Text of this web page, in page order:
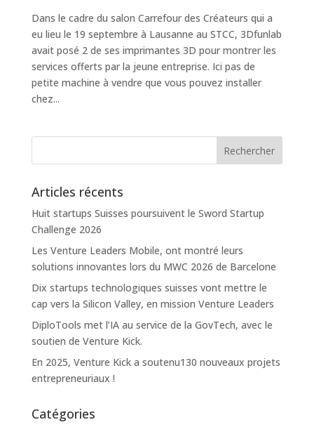
Dans le cadre du salon Carrefour des Créateurs qui a
eu lieu le 19 septembre à Lausanne au STCC, 3Dfunlab
avait posé 2 de ses imprimantes 3D pour montrer les
services offerts par la jeune entreprise. Ici pas de
petite machine à vendre que vous pouvez installer
chez...
Articles récents
Huit startups Suisses poursuivent le Sword Startup
Challenge 2026
Les Venture Leaders Mobile, ont montré leurs
solutions innovantes lors du MWC 2026 de Barcelone
Dix startups technologiques suisses vont mettre le
cap vers la Silicon Valley, en mission Venture Leaders
DiploTools met l’IA au service de la GovTech, avec le
soutien de Venture Kick.
En 2025, Venture Kick a soutenu130 nouveaux projets
entrepreneuriaux !
Catégories